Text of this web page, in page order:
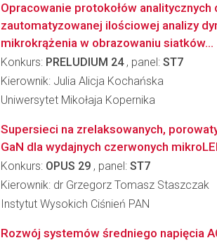
Opracowanie protokołów analitycznych
zautomatyzowanej ilościowej analizy
mikrokrążenia w obrazowaniu siatków...
Konkurs: PRELUDIUM 24, panel: ST7
Kierownik: Julia Alicja Kochańska
Uniwersytet Mikołaja Kopernika
Supersieci na zrelaksowanych,
GaN dla wydajnych czerwonych
Konkurs: OPUS 29 , panel: ST7
Kierownik: dr Grzegorz Tomasz Staszczak
Instytut Wysokich Ciśnień PAN
Rozwój systemów średniego napięcia